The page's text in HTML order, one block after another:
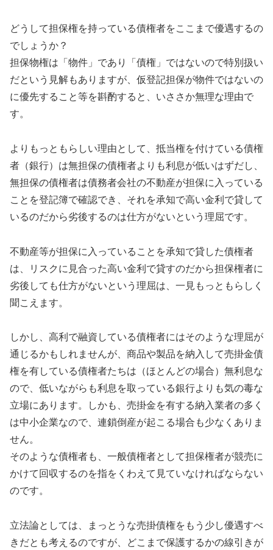
どうして担保権を持っている債権者をここまで優遇するの
でしょうか？
担保物権は「物件」であり「債権」ではないので特別扱い
だという見解もありますが、仮登記担保が物件ではないの
に優先すること等を斟酌すると、いささか無理な理由で
す。
よりもっともらしい理由として、抵当権を付けている債権
者（銀行）は無担保の債権者よりも利息が低いはずだし、
無担保の債権者は債務者会社の不動産が担保に入っている
ことを登記簿で確認でき、それを承知で高い金利で貸して
いるのだから劣後するのは仕方がないという理屈です。
不動産等が担保に入っていることを承知で貸した債権者
は、リスクに見合った高い金利で貸すのだから担保権者に
劣後しても仕方がないという理屈は、一見もっともらしく
聞こえます。
しかし、高利で融資している債権者にはそのような理屈が
通じるかもしれませんが、商品や製品を納入して売掛金債
権を有している債権者たちは（ほとんどの場合）無利息な
ので、低いながらも利息を取っている銀行よりも気の毒な
立場にあります。しかも、売掛金を有する納入業者の多く
は中小企業なので、連鎖倒産が起こる場合も少なくありま
せん。
そのような債権者も、一般債権者として担保権者が競売に
かけて回収するのを指をくわえて見ていなければならない
のです。
立法論としては、まっとうな売掛債権をもう少し優遇すべ
きだとも考えるのですが、どこまで保護するかの線引きが